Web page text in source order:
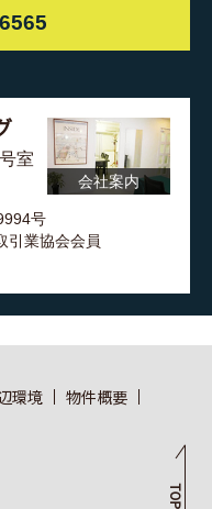
室
会社案内
号
引業協会会員
環境
物件概要
TOP